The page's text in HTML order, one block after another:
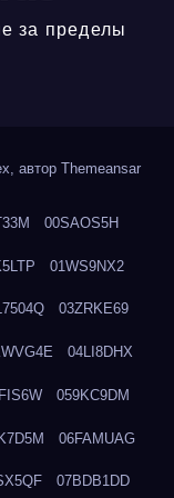
за пределы
автор Themeansar
00SAOS5H
01WS9NX2
03ZRKE69
04LI8DHX
059KC9DM
06FAMUAG
07BDB1DD